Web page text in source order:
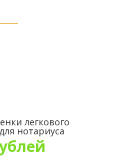
легкового
нотариуса